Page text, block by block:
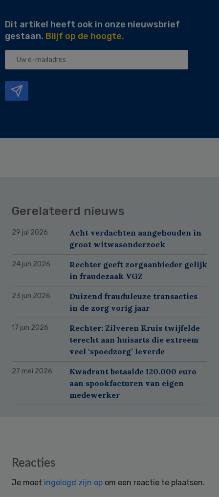
Dit artikel heeft ook in onze nieuwsbrief
gestaan. Blijf op de hoogte.
Uw
Gerelateerd nieuws
29 jul 2026
Acht verdachten aangehouden in
groot witwasonderzoek
24 jun 2026
Rechter geeft zorgaanbieder gelijk
in fraudezaak VGZ
23 jun 2026
Duizend frauduleuze transacties
in de zorg vorig jaar
17 jun 2026
Rechter: Zilveren Kruis twijfelde
terecht aan huisarts die extreem
veel ‘spoedzorg’ leverde
27 mei 2026
Kwadrant betaalde 120.000 euro
aan spookfacturen van eigen
medewerker
Reader
Reacties
Je moet ingelogd zijn op om een reactie te plaatsen.